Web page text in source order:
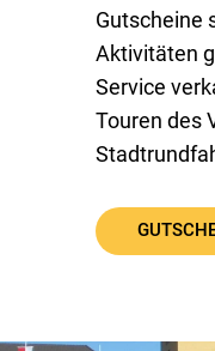
Gutscheine
Aktivitäten
Service
Touren des